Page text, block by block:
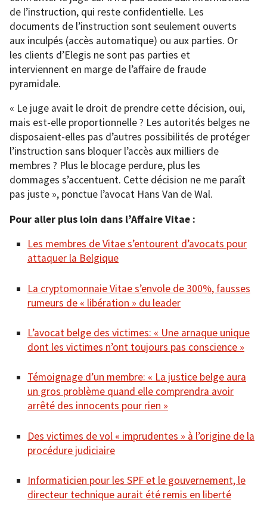
de l’instruction, qui reste confidentielle. Les
documents de l’instruction sont seulement ouverts
aux inculpés (accès automatique) ou aux parties. Or
les clients d’Elegis ne sont pas parties et
interviennent en marge de l’affaire de fraude
pyramidale.
« Le juge avait le droit de prendre cette décision, oui,
mais est-elle proportionnelle ? Les autorités belges ne
disposaient-elles pas d’autres possibilités de protéger
l’instruction sans bloquer l’accès aux milliers de
membres ? Plus le blocage perdure, plus les
dommages s’accentuent. Cette décision ne me paraît
pas juste », ponctue l’avocat Hans Van de Wal.
Pour aller plus loin dans l’Affaire Vitae :
Les membres de Vitae s’entourent d’avocats pour
attaquer la Belgique
La cryptomonnaie Vitae s’envole de 300%, fausses
rumeurs de « libération » du leader
L’avocat belge des victimes: « Une arnaque unique
dont les victimes n’ont toujours pas conscience »
Témoignage d’un membre: « La justice belge aura
un gros problème quand elle comprendra avoir
arrêté des innocents pour rien »
Des victimes de vol « imprudentes » à l’origine de la
procédure judiciaire
Informaticien pour les SPF et le gouvernement, le
directeur technique aurait été remis en liberté